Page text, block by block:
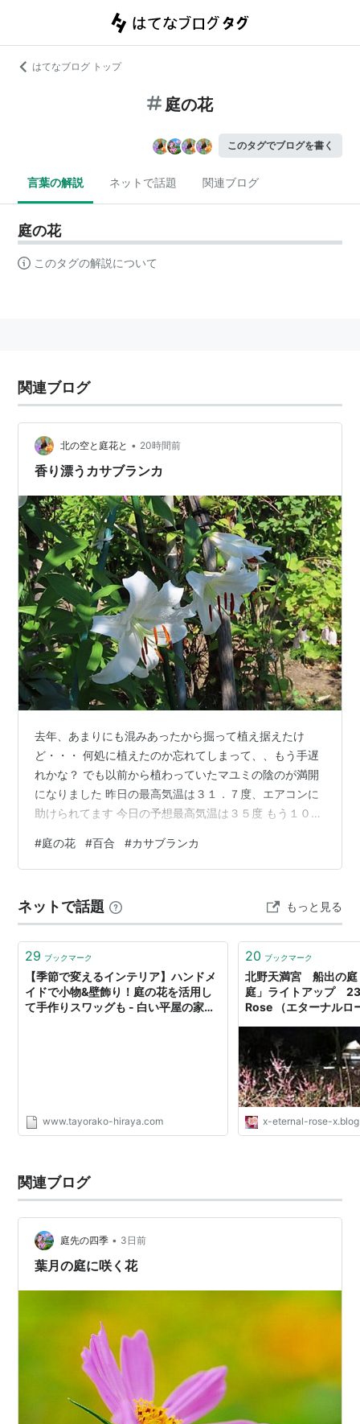
はてなブログ トップ
庭の花
このタグでブログを書く
言葉の解説 ネットで話題 関連ブログ
庭の花
このタグの解説について
関連ブログ
北の空と庭花と • 20時間前
香り漂うカサブランカ
去年、あまりにも混みあったから掘って植え据えたけ
ど・・・ 何処に植えたのか忘れてしまって、、もう手遅
れかな？ でも以前から植わっていたマユミの陰のが満開
になりました 昨日の最高気温は３１．７度、エアコンに
助けられてます 今日の予想最高気温は３５度 もう１０時
い残した球根が２－３本出て咲いてます ランキング参加
中みんなの花図鑑 ランキング参加中花のある風景 ランキ
#庭の花 #百合 #カサブランカ
ネットで話題 もっと見る
29 ブックマーク
【季節で変えるインテリア】ハンドメ
イドで小物&壁飾り！庭の花を活用し
て手作りスワッグも - 白い平屋の家を
www.tayorako-hiraya.com
20 ブックマーク
北野天満宮 船出の
庭」ライトアップ
Rose （エターナルロ
x-eternal-rose-
関連ブログ
庭先の四季 • 3日前
葉月の庭に咲く花